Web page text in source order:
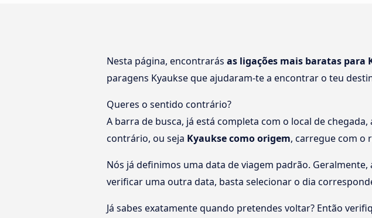
Nesta página, encontrarás as ligações mais baratas para
paragens Kyaukse que ajudaram-te a encontrar o teu
Queres o sentido contrário?
A barra de busca, já está completa com o local de
contrário, ou seja Kyaukse como origem, carregue com o
Nós já definimos uma data de viagem padrão.
verificar uma outra data, basta selecionar o dia
Já sabes exatamente quando pretendes voltar? Então